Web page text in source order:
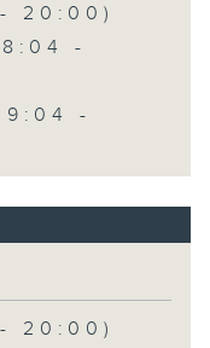
20:00)
-
-
20:00)